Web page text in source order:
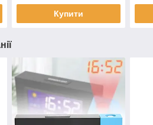
Купити